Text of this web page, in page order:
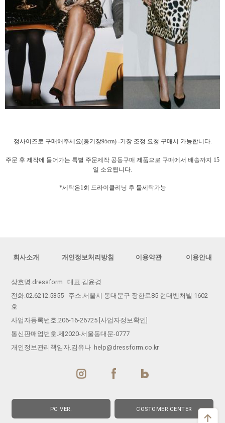
정사이즈로 구매해주세요(총기장95cm) -기장 조정 요청 구매시 가능합니다.
주문 후 제작에 들어가는 특별 주문제작 공동구매 제품으로 구매에서 배송까지 15
일 소요됩니다.
*세탁은1회 드라이클리닝 후 물세탁가능
회사소개 개인정보처리방침 이용약관 이용안내
상호명.dressform 대표.김윤경
전화.02.6212.5355 주소.서울시 동대문구 장한로85 현대벤처빌 1602
호
사업자등록번호.206-16-26725 [사업자정보확인]
통신판매업번호.제2020-서울동대문-0777
개인정보관리책임자.김유나 help@dressform.co.kr
PC VER. COSTOMER CENTER